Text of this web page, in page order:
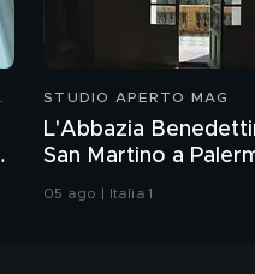
STUDIO APERTO MAG
L'Abbazia
San Martino a
05 ago | Italia 1